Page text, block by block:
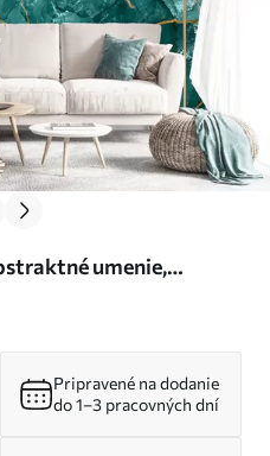
umenie,
Pripravené na dodanie
do 1–3 pracovných dní